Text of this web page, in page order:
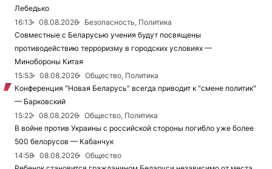
Лебедько
16:13
08.08.2026
Безопасность, Политика
Совместные с Беларусью учения будут посвящены
противодействию терроризму в городских условиях —
Минобороны Китая
15:53
08.08.2026
Общество, Политика
Конференция "Новая Беларусь" всегда приводит к "смене политик"
— Барковский
15:22
08.08.2026
Общество, Политика
В войне против Украины с российской стороны погибло уже более
500 белорусов — Кабанчук
14:58
08.08.2026
Общество